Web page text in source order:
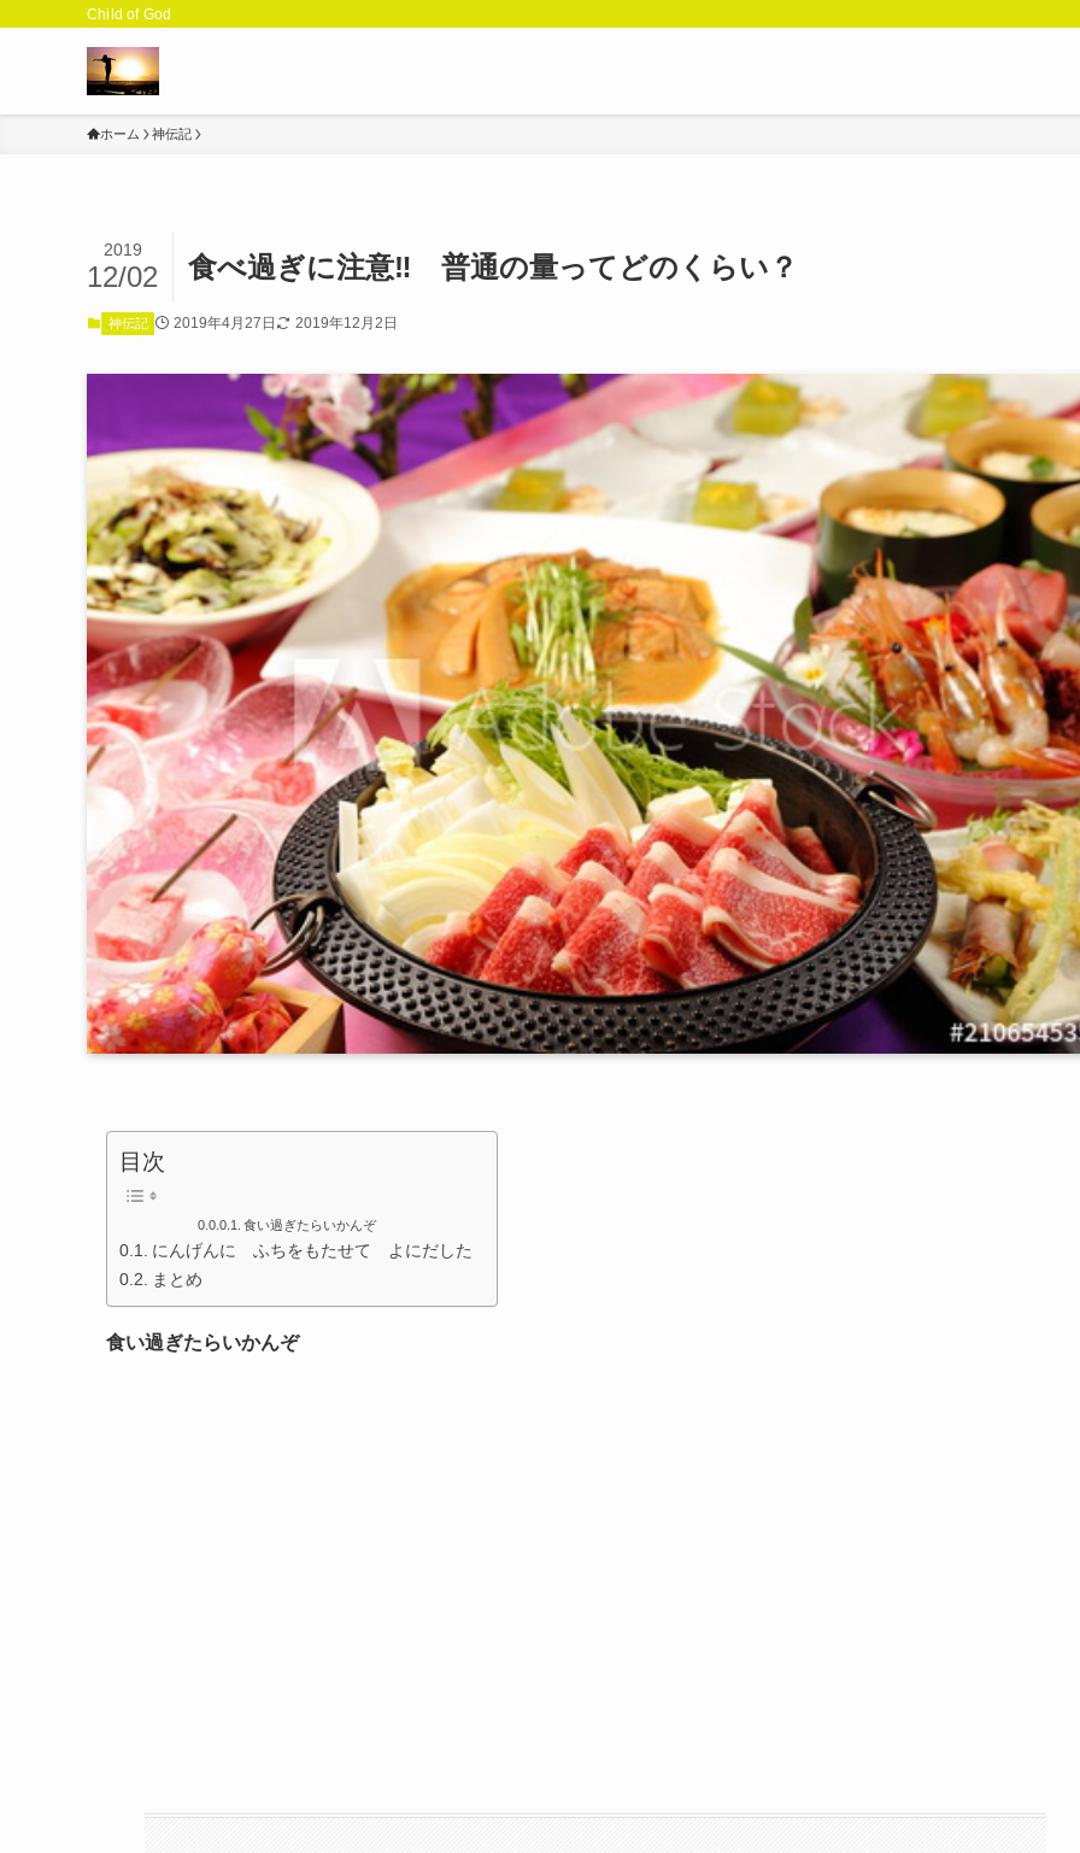
Child of God
ホーム 神伝記
食べ過ぎに注意‼️ 普通の量ってどのくらい？
2019
12/02
神伝記 2019年4月27日 2019年12月2日
目次
食い過ぎたらいかんぞ
にんげんに ふちをもたせて よにだした
まとめ
食い過ぎたらいかんぞ